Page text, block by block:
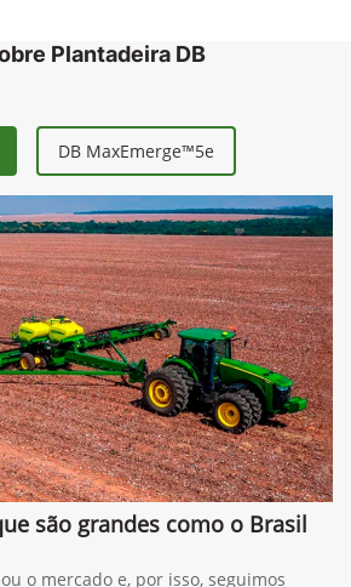
Plantadeira DB
DB MaxEmerge™5e
são grandes como o Brasil
o mercado e, por isso, seguimos